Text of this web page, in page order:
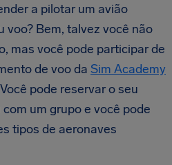
a pilotar um avião
voo? Bem, talvez você não
mas você pode participar de
de voo da Sim Academy
pode reservar o seu
um grupo e você pode
tipos de aeronaves